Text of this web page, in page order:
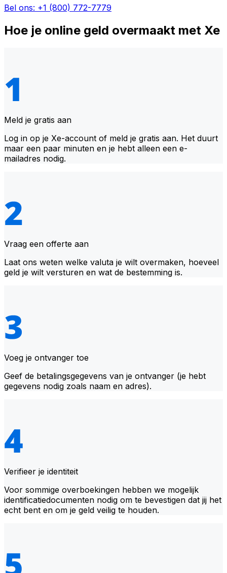
Bel ons: +1 (800) 772-7779
Hoe je online geld overmaakt met Xe
Meld je gratis aan
Log in op je Xe-account of meld je gratis aan. Het duurt
maar een paar minuten en je hebt alleen een e-
mailadres nodig.
Vraag een offerte aan
Laat ons weten welke valuta je wilt overmaken, hoeveel
geld je wilt versturen en wat de bestemming is.
Voeg je ontvanger toe
Geef de betalingsgegevens van je ontvanger (je hebt
gegevens nodig zoals naam en adres).
Verifieer je identiteit
Voor sommige overboekingen hebben we mogelijk
identificatiedocumenten nodig om te bevestigen dat jij het
echt bent en om je geld veilig te houden.